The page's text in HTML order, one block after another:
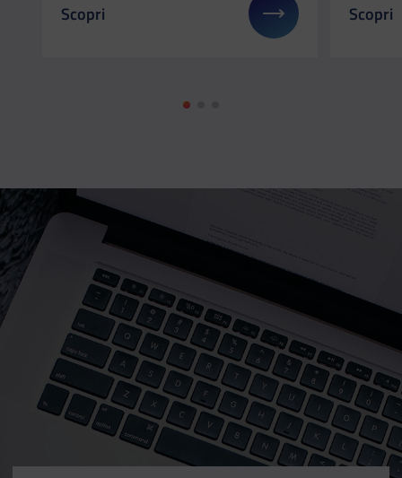
Il link ti porterà ad avere maggiori dettagli su: Il
Scopri Il link
Scopri